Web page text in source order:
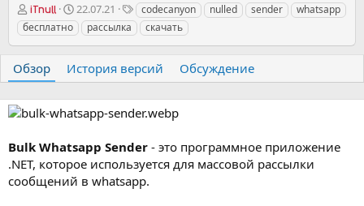
А
в
т
р
iTnull
Д
а
с
о
д
и
я
22.07.21
Т
е
codecanyon nulled sender
whatsapp
бесплатно
рассылка скачать
Обзор История версий Обсуждение
Bulk Whatsapp Sender - это программное приложение
.NET, которое используется для массовой рассылки
сообщений в whatsapp.